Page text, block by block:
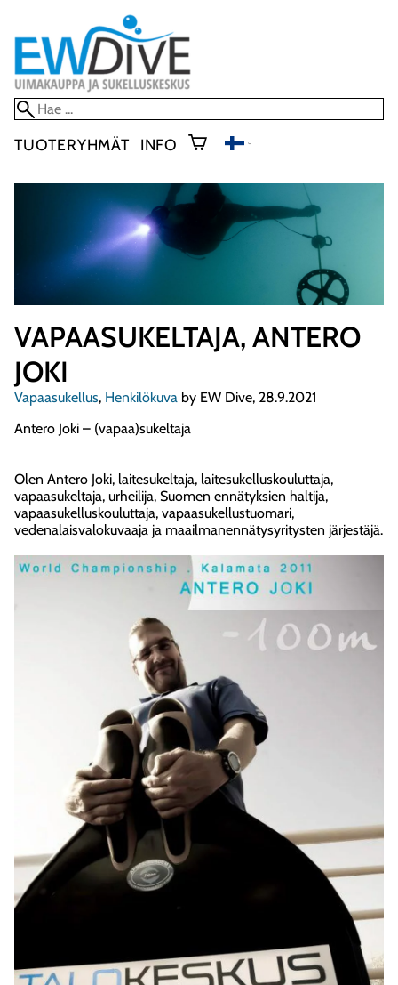
TUOTERYHMÄT INFO
VAPAASUKELTAJA, ANTERO
JOKI
Vapaasukellus, Henkilökuva by EW Dive, 28.9.2021
Antero Joki – (vapaa)sukeltaja
Olen Antero Joki, laitesukeltaja, laitesukelluskouluttaja,
vapaasukeltaja, urheilija, Suomen ennätyksien haltija,
vapaasukelluskouluttaja, vapaasukellustuomari,
vedenalaisvalokuvaaja ja maailmanennätysyritysten järjestäjä.